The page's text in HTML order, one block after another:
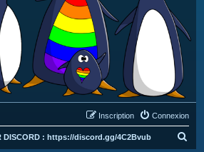
Connexion
Inscription
DISCORD : https://discord.gg/4C2Bvub